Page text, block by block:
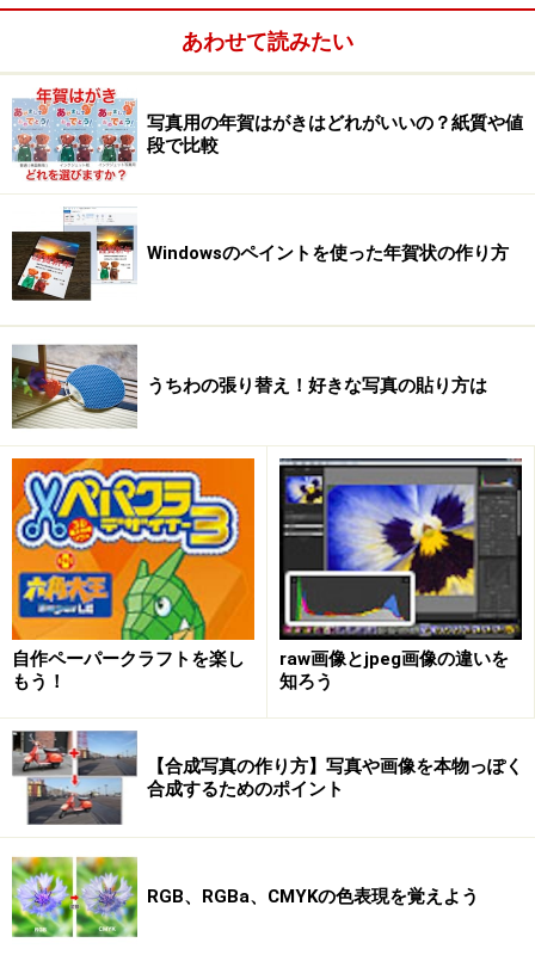
あわせて読みたい
写真用の年賀はがきはどれがいいの？紙質や値
段で比較
Windowsのペイントを使った年賀状の作り方
うちわの張り替え！好きな写真の貼り方は
自作ペーパークラフトを楽し
もう！
raw画像とjpeg画像の違いを
知ろう
【合成写真の作り方】写真や画像を本物っぽく
合成するためのポイント
RGB、RGBa、CMYKの色表現を覚えよう